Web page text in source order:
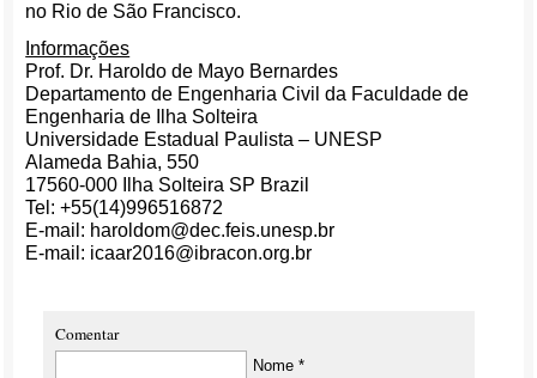
no Rio de São Francisco.
Informações
Prof. Dr. Haroldo de Mayo Bernardes
Departamento de Engenharia Civil da Faculdade de
Engenharia de Ilha Solteira
Universidade Estadual Paulista – UNESP
Alameda Bahia, 550
17560-000 Ilha Solteira SP Brazil
Tel: +55(14)996516872
E-mail: haroldom@dec.feis.unesp.br
E-mail: icaar2016@ibracon.org.br
Comentar
Nome *